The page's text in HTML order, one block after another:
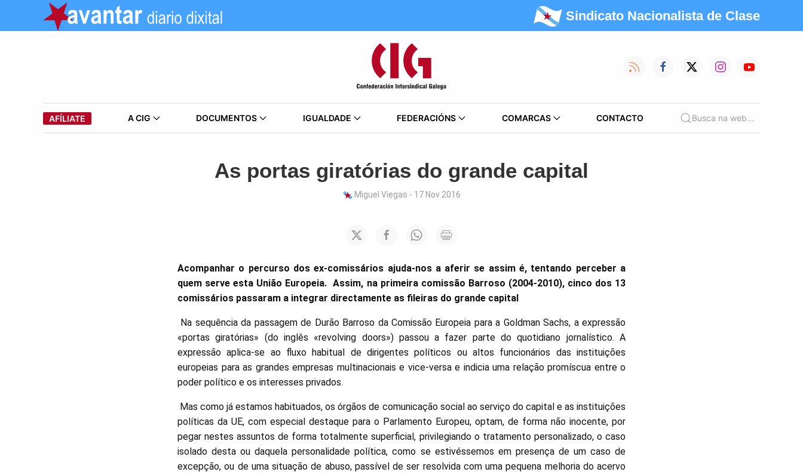
Sindicato Nacionalista de Clase
AFÍLIATE A CIG DOCUMENTOS IGUALDADE FEDERACIÓNS COMARCAS CONTACTO Busca na web...
As portas giratórias do grande capital
Miguel Viegas - 17 Nov 2016
Acompanhar o percurso dos ex-comissários ajuda-nos a aferir se assim é, tentando perceber a
quem serve esta União Europeia. Assim, na primeira comissão Barroso (2004-2010), cinco dos 13
comissários passaram a integrar directamente as fileiras do grande capital
Na sequência da passagem de Durão Barroso da Comissão Europeia para a Goldman Sachs, a expressão
«portas giratórias» (do inglês «revolving doors») passou a fazer parte do quotidiano jornalístico. A
expressão aplica-se ao fluxo habitual de dirigentes políticos ou altos funcionários das instituições
europeias para as grandes empresas multinacionais e vice-versa e indicia uma relação promíscua entre o
poder político e os interesses privados.
Mas como já estamos habituados, os órgãos de comunicação social ao serviço do capital e as instituições
políticas da UE, com especial destaque para o Parlamento Europeu, optam, de forma não inocente, por
pegar nestes assuntos de forma totalmente superficial, privilegiando o tratamento personalizado, o caso
isolado desta ou daquela personalidade política, como se estivéssemos em presença de um caso de
excepção, ou de uma situação de abuso, passível de ser resolvida com uma pequena melhoria do acervo